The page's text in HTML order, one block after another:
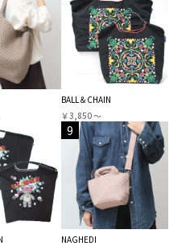
BALL＆CHAIN
￥3,850 〜
9
NAGHEDI